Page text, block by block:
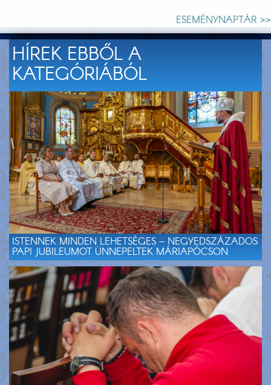
ESEMÉNYNAPTÁR >>
HÍREK EBBŐL A
KATEGÓRIÁBÓL
ISTENNEK MINDEN LEHETSÉGES – NEGYEDSZÁZADOS
PAPI JUBILEUMOT ÜNNEPELTEK MÁRIAPÓCSON